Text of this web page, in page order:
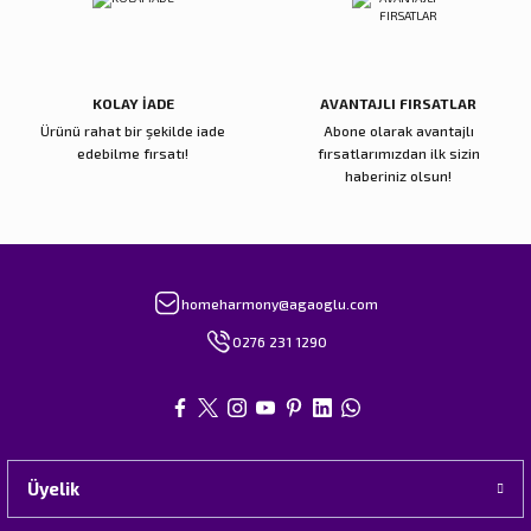
KOLAY İADE
Ürünü rahat bir şekilde iade
edebilme fırsatı!
AVANTAJLI FIRSATLAR
Abone olarak avantajlı
fırsatlarımızdan ilk sizin
haberiniz olsun!
homeharmony@agaoglu.com
0276 231 1290
Üyelik